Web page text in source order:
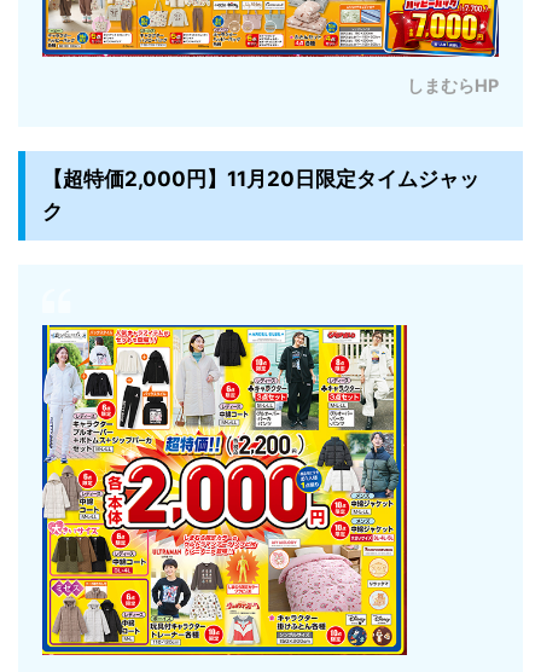
しまむらHP
【超特価2,000円】11月20日限定タイムジャッ
ク